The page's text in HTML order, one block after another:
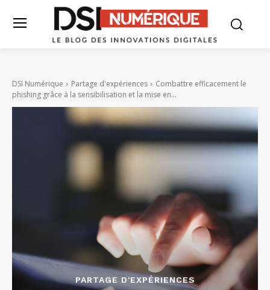
DSI Numérique Partage d'expériences
Combattre efficacement le
phishing grâce à la sensibilisation et la mise en...
PARTAGE D'EXPÉRIENCES